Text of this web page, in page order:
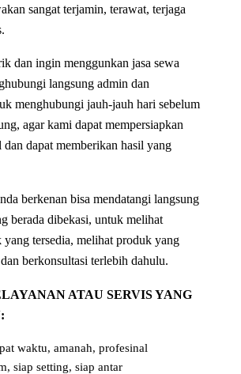
sangat terjamin, terawat, terjaga
dan ingin menggunkan jasa sewa
langsung admin dan
menghubungi jauh-jauh hari sebelum
agar kami dapat mempersiapkan
dapat memberikan hasil yang
berkenan bisa mendatangi langsung
berada dibekasi, untuk melihat
tersedia, melihat produk yang
berkonsultasi terlebih dahulu.
ATAU SERVIS YANG
waktu, amanah, profesinal
siap setting, siap antar